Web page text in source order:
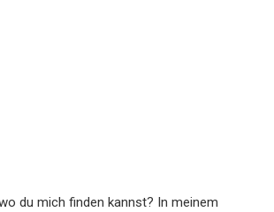
du mich finden kannst? In meinem